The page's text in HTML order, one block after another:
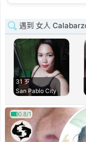
遇到 女人
31 岁
San Pablo City
0.8/1